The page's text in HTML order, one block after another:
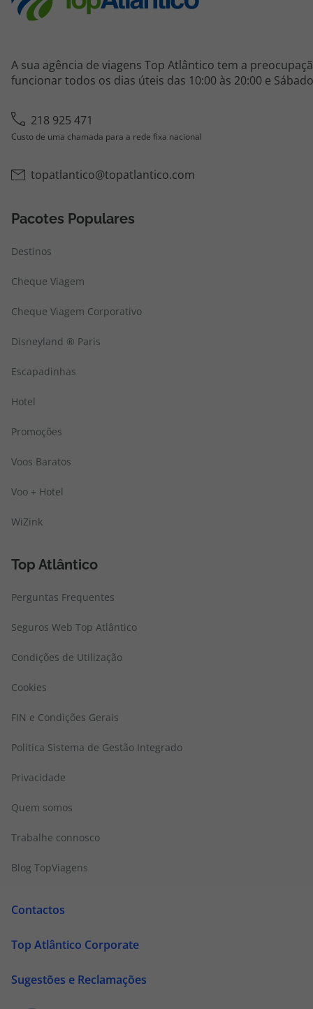
A sua agência de viagens Top Atlântico tem a
funcionar todos os dias úteis das 10:00 às 20:00 e
218 925 471
Custo de uma chamada para a rede fixa nacional
topatlantico@topatlantico.com
Pacotes Populares
Destinos
Cheque Viagem
Cheque Viagem Corporativo
Disneyland ® Paris
Escapadinhas
Hotel
Promoções
Voos Baratos
Voo + Hotel
WiZink
Top Atlântico
Perguntas Frequentes
Seguros Web Top Atlântico
Condições de Utilização
Cookies
FIN e Condições Gerais
Politica Sistema de Gestão Integrado
Privacidade
Quem somos
Trabalhe connosco
Blog TopViagens
Contactos
Top Atlântico Corporate
Sugestões e Reclamações